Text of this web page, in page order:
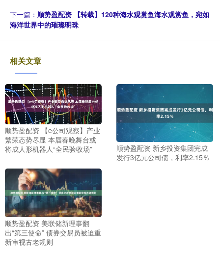
下一篇： 顺势盈配资 【转载】120种海水观赏鱼海水观赏鱼，宛如
海洋世界中的璀璨明珠
相关文章
顺势盈配资 【e公司观察】产业
繁荣态势尽显 本届春晚舞台或
将成人形机器人“全民验收场”
顺势盈配资 新乡投资集团完成
发行3亿元公司债，利率2.15％
顺势盈配资 美联储新理事翻
出“第三使命” 债券交易员被迫重
新审视古老规则